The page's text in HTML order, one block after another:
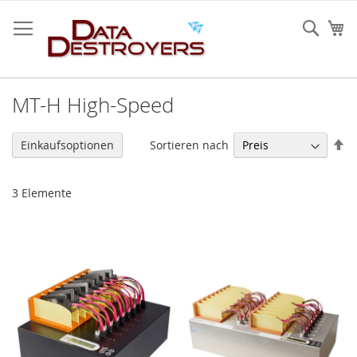
Inhalt
springen
MT-H High-Speed
3 Elemente
Sortieren nach
Einkaufsoptionen